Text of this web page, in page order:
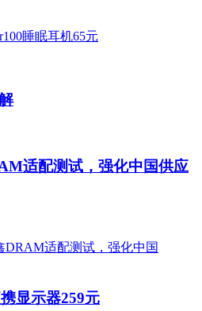
适配测试，强化中国供应
显示器259元